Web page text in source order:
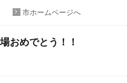
市ホームページへ
おめでとう！！